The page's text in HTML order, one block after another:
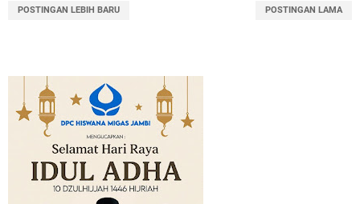
POSTINGAN LEBIH BARU POSTINGAN LAMA